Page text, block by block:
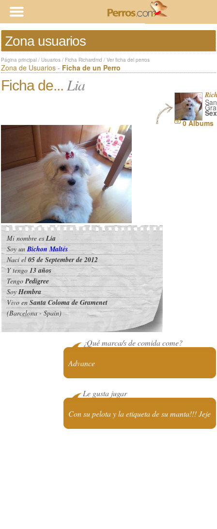
Zona usuarios
Página principal / Usuarios / Ficha Richardmd / Ver ficha del perros
Zona de Usuarios - Ficha de un Perro
Ficha de... Lia
0 Albums
Mi nombre esLia
Soy unBichon Maltés
Nací el 05 de September de 2012
Y tengo 13 años
TengoPedigree
SoyHembra
Vivo enSanta Coloma de Gramenet
(Barcelona - Spain)
¿Qué marca/s de comida come?
Advance
Le gusta jugar
Con su pelota y la etiqueta de su manta!!! Jeje